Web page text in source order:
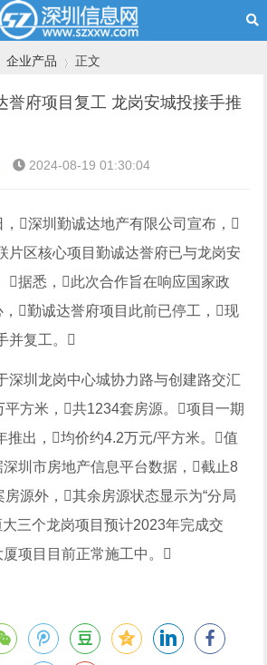
企业产品 正文
誉府项目复工 龙岗安城投接手推
2024-08-19 01:30:04
深圳勤诚达地产有限公司宣布，
片区核心项目勤诚达誉府已与龙岗安
据悉，此次合作旨在响应国家政
勤诚达誉府项目此前已停工，现
并复工。
深圳龙岗中心城协力路与创建路交汇
平方米，共1234套房源。项目一期
出，均价约4.2万元/平方米。值
深圳市房地产信息平台数据，截止8
房源外，其余房源状态显示为“分局
大三个龙岗项目预计2023年完成交
厦项目目前正常施工中。